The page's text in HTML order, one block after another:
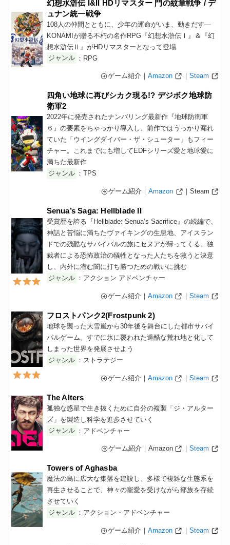
幻想水滸伝 I&II HDリマスター 門の紋章戦争 / デ
ュナン統一戦争
108人の仲間とともに、少年の運命がいま、動きだす—
KONAMIが贈る不朽の名作RPG『幻想水滸伝Ⅰ』＆『幻
想水滸伝Ⅱ』がHDリマスターとなって登場
ジャンル ：RPG
ゲーム紹介｜Amazon ｜ Steam
四角い地球に再びシカク現る!? デジボク地球防
衛軍2
2022年に発売されたナンバリング最新作『地球防衛軍
６』の要素をちゃっかり導入し、前作ではうっかり漏れ
ていた「ウイングダイバー・ザ・シューター」もフィー
チャー。これまでにも増してEDFシリーズ愛と地球愛に
満ちた最新作
ジャンル ：TPS
ゲーム紹介｜Amazon ｜Steam
Senua’s Saga: Hellblade II
受賞歴を誇る『Hellblade: Senua’s Sacrifice』の続編で、
神話と苦悩に満ちたヴァイキングの生息地、アイスラン
ドでの残酷なサバイバルの旅にセヌアが帰ってくる。独
裁者による恐怖政治の犠牲となった人たちを救うと決意
し、内外に潜む闇に打ち勝つための戦いに挑む
ジャンル ：アクション アドベンチャー
ゲーム紹介｜Amazon ｜ Steam
フロストパンク2(Frostpunk 2)
地球を襲った大雪嵐から30年後を舞台にした都市サバイ
バルゲーム。すでに氷に覆われた過酷な荒れ地と化して
しまった世界を発展させよう
ジャンル ：ストラテジー
ゲーム紹介｜Amazon ｜ Steam
The Alters
孤独な惑星で生き抜くために自分の複製「ジ・アルター
ズ」を製造し科学を進歩させていく
ジャンル ：アドベンチャー
ゲーム紹介｜Amazon ｜ Steam
Towers of Aghasba
魔法の島に広大な集落を建設し、多様で複雑な生態系を
再生させることで、神々の寵愛を受けながら部族を存続
させていく
ジャンル ：アクション・アドベンチャー
ゲーム紹介｜Amazon ｜ Steam